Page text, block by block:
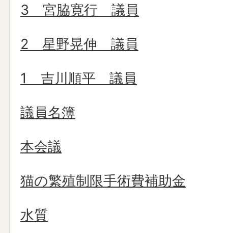
3 宮脇寛行 議員
2 星野晃伸 議員
1 吉川順平 議員
議員名簿
本会議
猫の繁殖制限手術費補助金
水質